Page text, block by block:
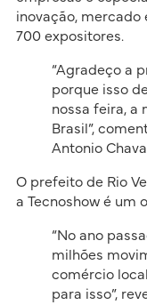
inovação, mercado
700 expositores.
“Agradeço a
porque isso
nossa feira, a
Brasil”,
Antonio
O prefeito de Rio
a Tecnoshow é um
“No ano
milhões
comércio
para isso”,